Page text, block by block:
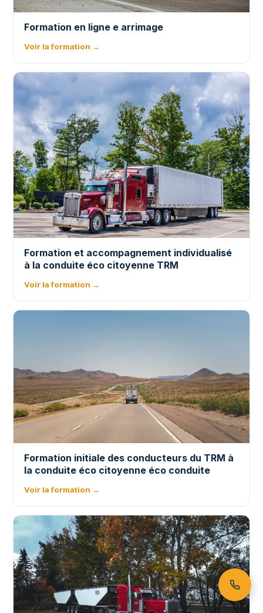
Formation en ligne e arrimage
Voir la formation →
Formation et accompagnement individualisé
à la conduite éco citoyenne TRM
Voir la formation →
Formation initiale des conducteurs du TRM à
la conduite éco citoyenne éco conduite
Voir la formation →